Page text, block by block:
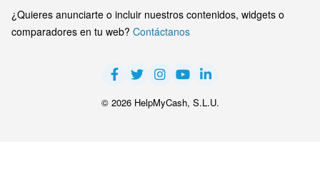
¿Quieres anunciarte o incluir nuestros contenidos, widgets o
comparadores en tu web? Contáctanos
© 2026 HelpMyCash, S.L.U.